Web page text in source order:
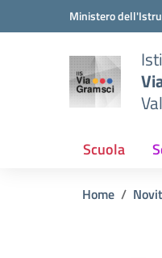
Vai ai contenuti
Vai al menu di navigazione
Ministero
Scuola
Home